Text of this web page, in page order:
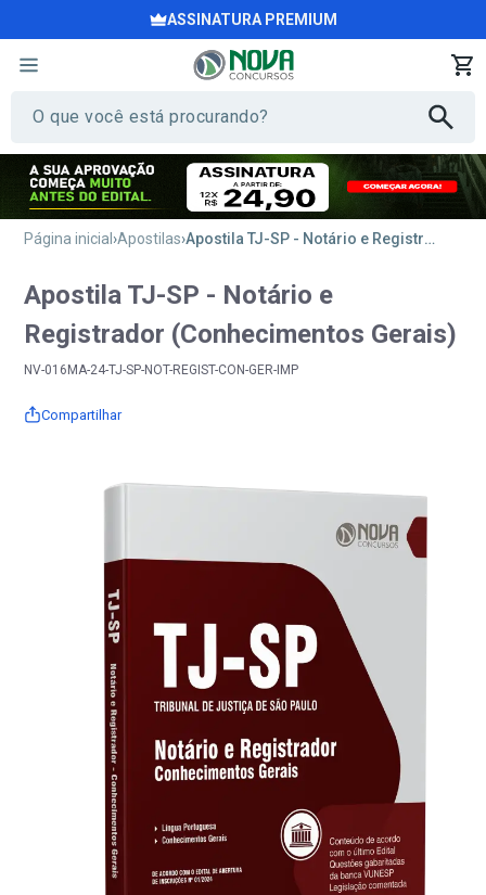
ASSINATURA PREMIUM
Página inicial Apostilas Apostila TJ-SP - Notário e Registrador (Conhecimentos Gerais)
Apostila TJ-SP - Notário e
Registrador (Conhecimentos Gerais)
NV-016MA-24-TJ-SP-NOT-REGIST-CON-GER-IMP
Compartilhar